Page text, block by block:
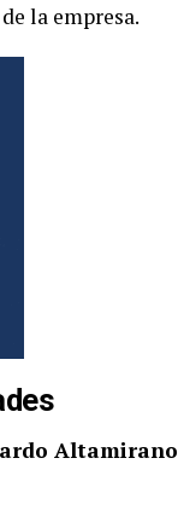
de la empresa.
Altamirano